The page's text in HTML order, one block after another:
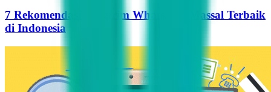
7 Rekomendasi Pengirim WhatsApp Massal Terbaik
di Indonesia